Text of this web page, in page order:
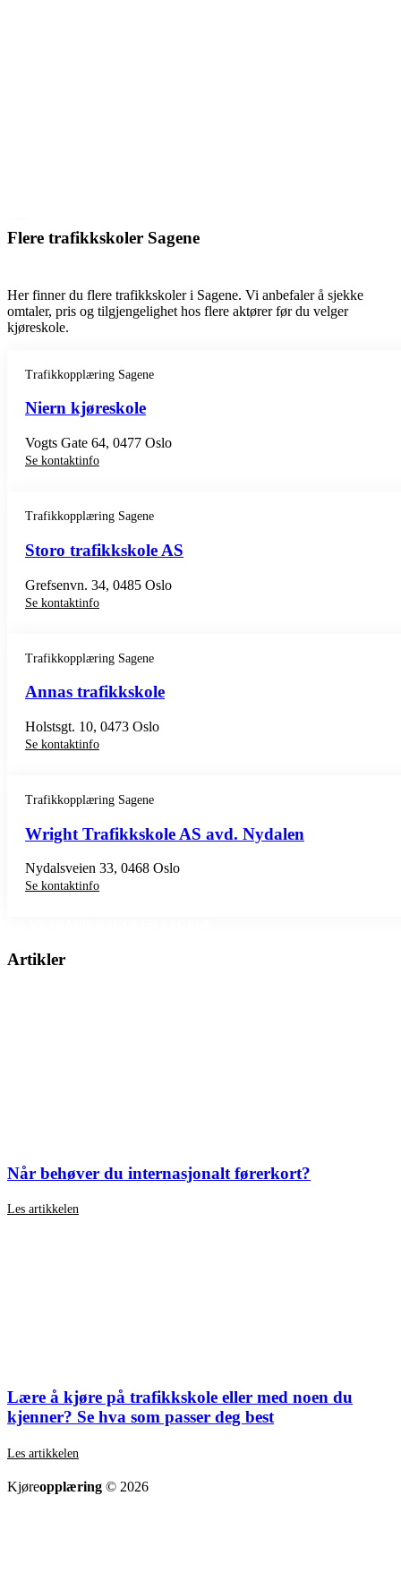
Flere trafikkskoler Sagene
Her finner du flere trafikkskoler i Sagene. Vi anbefaler å sjekke
omtaler, pris og tilgjengelighet hos flere aktører før du velger
kjøreskole.
Trafikkopplæring Sagene
Niern kjøreskole
Vogts Gate 64, 0477 Oslo
Se kontaktinfo
Trafikkopplæring Sagene
Storo trafikkskole AS
Grefsenvn. 34, 0485 Oslo
Se kontaktinfo
Trafikkopplæring Sagene
Annas trafikkskole
Holstsgt. 10, 0473 Oslo
Se kontaktinfo
Trafikkopplæring Sagene
Wright Trafikkskole AS avd. Nydalen
Nydalsveien 33, 0468 Oslo
Se kontaktinfo
Artikler
Når behøver du internasjonalt førerkort?
Les artikkelen
Lære å kjøre på trafikkskole eller med noen du
kjenner? Se hva som passer deg best
Les artikkelen
Kjøreopplæring © 2026